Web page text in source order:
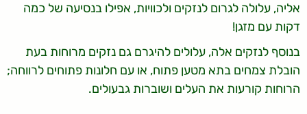
אליה, עלולה לגרום לנזקים ולכוויות, אפילו בנסיעה של כמה
דקות עם מזגן!
בנוסף לנזקים אלה, עלולים להיגרם גם נזקים מרוחות בעת
הובלת צמחים בתא מטען פתוח, או עם חלונות פתוחים לרווחה;
הרוחות קורעות את העלים ושוברות גבעולים.